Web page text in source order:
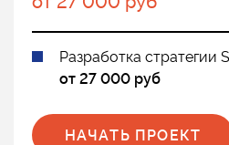
Разработка стратегии
от 27 000 руб
НАЧАТЬ ПРОЕКТ